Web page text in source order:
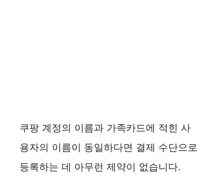
쿠팡 계정의 이름과 가족카드에 적힌 사
용자의 이름이 동일하다면 결제 수단으로
등록하는 데 아무런 제약이 없습니다.